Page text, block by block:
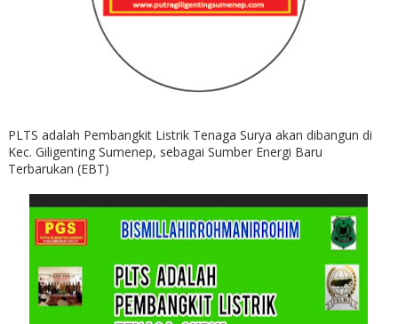
PLTS adalah Pembangkit Listrik Tenaga Surya akan dibangun di
Kec. Giligenting Sumenep, sebagai Sumber Energi Baru
Terbarukan (EBT)